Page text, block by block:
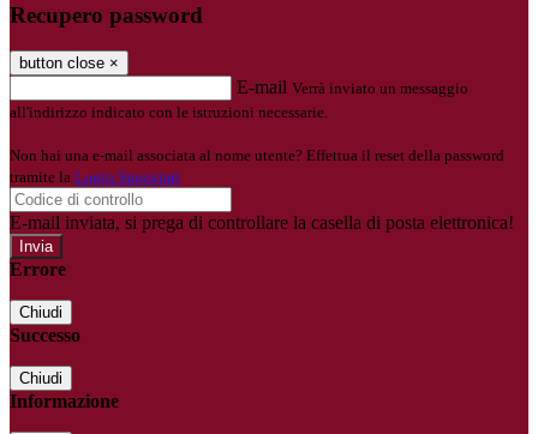
Recupero password
button close ×
E-mail Verrà inviato un messaggio
all'indirizzo indicato con le istruzioni necessarie.
Non hai una e-mail associata al nome utente? Effettua il reset della password
tramite la Login Spaggiari
E-mail inviata, si prega di controllare la casella di posta elettronica!
Errore
Chiudi
Successo
Chiudi
Informazione